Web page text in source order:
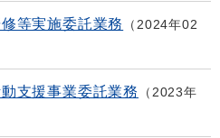
等実施委託業務
2024年02
支援事業委託業務
2023年